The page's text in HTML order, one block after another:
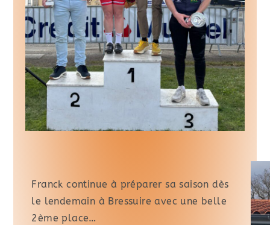
Franck continue à préparer sa saison dès
le lendemain à Bressuire avec une belle
2ème place…